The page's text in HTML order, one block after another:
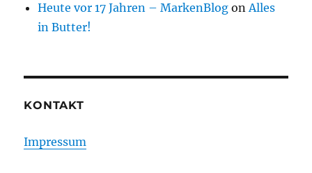
Heute vor 17 Jahren – MarkenBlog onAlles
in Butter!
KONTAKT
Impressum